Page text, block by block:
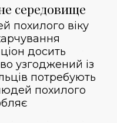
середовище
похилого віку
досить
узгоджений із
потребують
похилого